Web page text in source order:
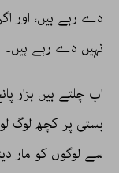
دے رہے ہیں، اور
نہیں دے رہے ہیں۔
اب چلتے ہیں ہزار
بستی پر کچھ لوگ
سے لوگوں کو مار